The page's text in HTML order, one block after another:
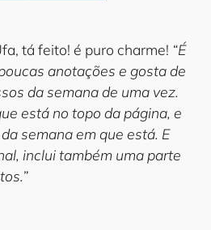
tá feito! é puro charme! “É
anotações e gosta de
da semana de uma vez.
está no topo da página, e
semana em que está. E
inclui também uma parte